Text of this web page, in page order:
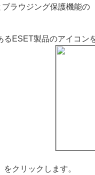
ラウジング保護機能
るESET製品のアイコン
クリックします。